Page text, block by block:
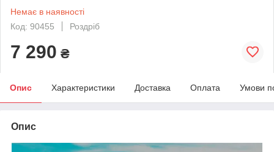
Немає в наявності
Код: 90455
Роздріб
7 290 ₴
Опис Характеристики Доставка Оплата Умови
Опис